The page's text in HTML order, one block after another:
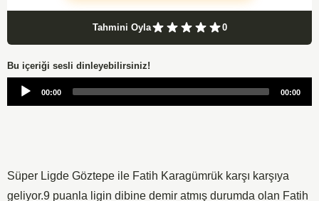
Tahmini Oyla 0
Bu içeriği sesli dinleyebilirsiniz!
Audio
00:00 00:00
Süper Ligde Göztepe ile Fatih Karagümrük karşı karşıya
geliyor.9 puanla ligin dibine demir atmış durumda olan Fatih